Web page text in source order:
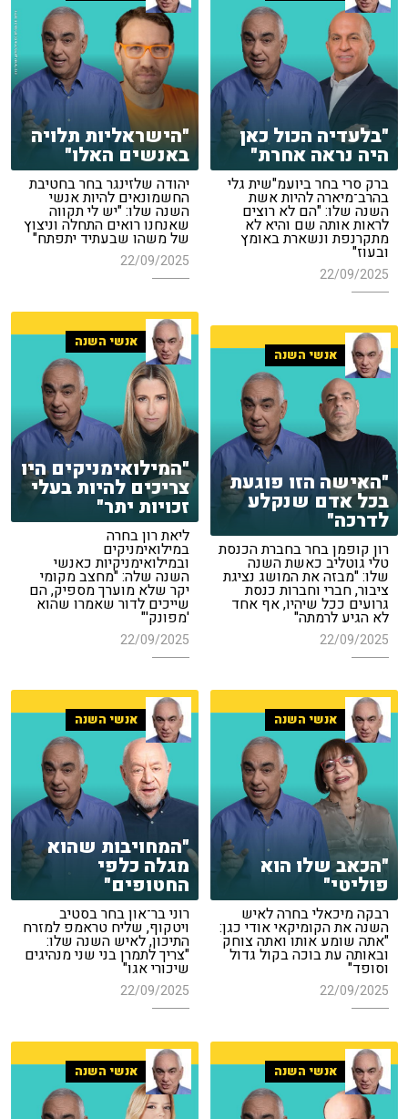
"בלעדיה הכול כאן
היה נראה אחרת"
ברק סרי בחר ביועמ"שית גלי
בהרב־מיארה להיות אשת
השנה שלו: "הם לא רוצים
לראות אותה שם והיא לא
מתקרנפת ונשארת באומץ
ובעוז"
22/09/2025
"הישראליות תלויה
באנשים האלו"
יהודה שלזינגר בחר בחטיבת
החשמונאים להיות אנשי
השנה שלו: "יש לי תקווה
שאנחנו רואים התחלה וניצוץ
של משהו שבעתיד יתפתח"
22/09/2025
אנשי השנה
"המילואימניקים היו
צריכים להיות בעלי
זכויות יתר"
ליאת רון בחרה
במילואימניקים
ובמילואימניקיות כאנשי
השנה שלה: "מחצב מקומי
יקר שלא מוערך מספיק, הם
שייכים לדור שאמרו שהוא
'מפונק'"
22/09/2025
אנשי השנה
"האישה הזו פוגעת
בכל אדם שנקלע
לדרכה"
רון קופמן בחר בחברת הכנסת
טלי גוטליב כאשת השנה
שלו: "מבזה את המושג נציגת
ציבור, חברי וחברות כנסת
גרועים ככל שיהיו, אף אחד
לא הגיע לרמתה"
22/09/2025
אנשי השנה
"הכאב שלו הוא
פוליטי"
רבקה מיכאלי בחרה לאיש
השנה את הקומיקאי אודי כגן:
"אתה שומע אותו ואתה צוחק
ובאותה עת בוכה בקול גדול
וסופד"
22/09/2025
אנשי השנה
"המחויבות שהוא
מגלה כלפי
החטופים"
רוני בר־און בחר בסטיב
ויטקוף, שליח טראמפ למזרח
התיכון, לאיש השנה שלו:
"צריך לתמרן בני שני מנהיגים
שיכורי אגו"
22/09/2025
אנשי השנה אנשי השנה